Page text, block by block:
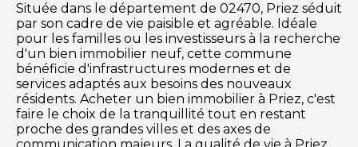
Située dans le département de 02470, Priez séduit
par son cadre de vie paisible et agréable. Idéale
pour les familles ou les investisseurs à la recherche
d'un bien immobilier neuf, cette commune
bénéficie d'infrastructures modernes et de
services adaptés aux besoins des nouveaux
résidents. Acheter un bien immobilier à Priez, c'est
faire le choix de la tranquillité tout en restant
proche des grandes villes et des axes de